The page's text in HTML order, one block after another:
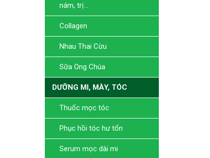
nám, trị...
Collagen
Nhau Thai Cừu
Sữa Ong Chúa
DƯỠNG MI, MÀY, TÓC
Thuốc mọc tóc
Phục hồi tóc hư tổn
Serum mọc dài mi